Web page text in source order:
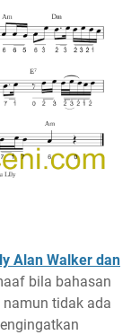
Alan Walker dan
bila bahasan
tidak ada